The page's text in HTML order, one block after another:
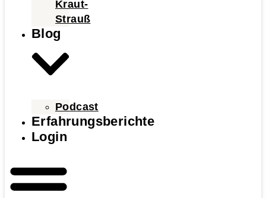
Kraut-
Strauß
Blog
Podcast
Erfahrungsberichte
Login